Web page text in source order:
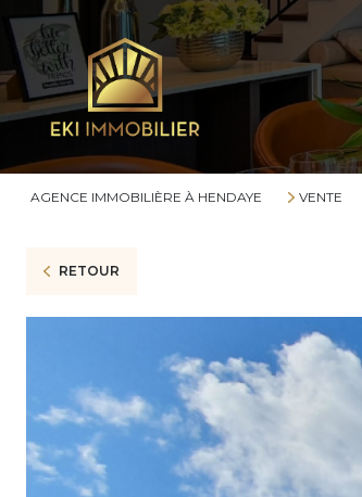
AGENCE IMMOBILIÈRE À HENDAYE VENTE
RETOUR